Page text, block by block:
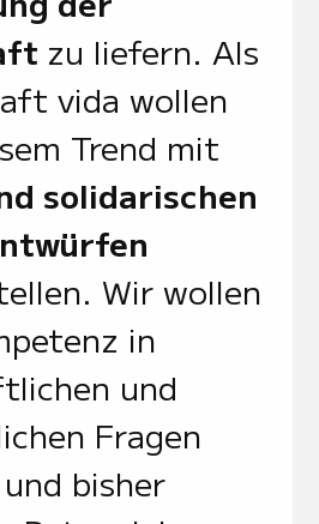
zu liefern. Als
vida wollen
Trend mit
solidarischen
Wir wollen
in
und
Fragen
bisher